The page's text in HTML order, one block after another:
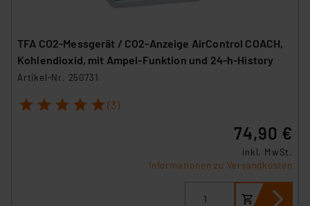
TFA CO2-Messgerät / CO2-Anzeige AirControl COACH,
Kohlendioxid, mit Ampel-Funktion und 24-h-History
Artikel-Nr. 250731
1 2 3 4 5 (3)
74,90 €
inkl. MwSt.
Informationen zu Versandkosten